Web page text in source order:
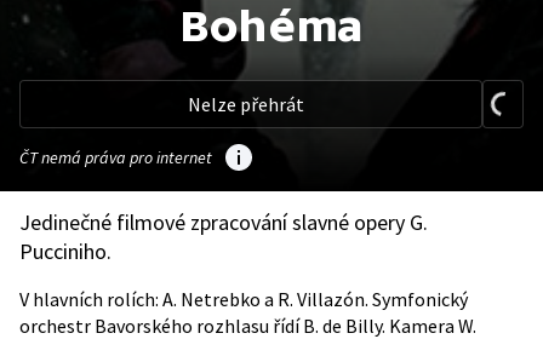
Bohéma
Nelze přehrát
ČT nemá práva pro internet
Jedinečné filmové zpracování slavné opery G.
Pucciniho.
V hlavních rolích: A. Netrebko a R. Villazón. Symfonický
orchestr Bavorského rozhlasu řídí B. de Billy. Kamera W.